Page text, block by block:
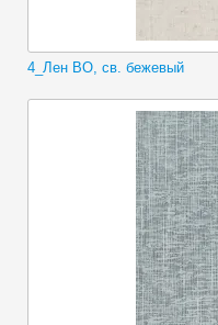
4_Лен ВО, св. бежевый